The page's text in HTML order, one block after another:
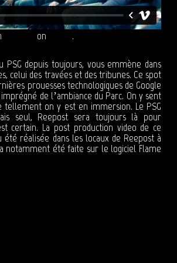
on .
PSG depuis toujours, vous emmène dans
celui des travées et des tribunes. Ce spot
prouesses technologiques de Google
de l’ambiance du Parc. On y sent
tellement on y est en immersion. Le PSG
seul, Reepost sera toujours là pour
certain. La post production video de ce
été réalisée dans les locaux de Reepost à
notamment été faite sur le logiciel Flame